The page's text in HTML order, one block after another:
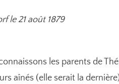
le 21 août 1879
les parents de
aînés (elle serait la